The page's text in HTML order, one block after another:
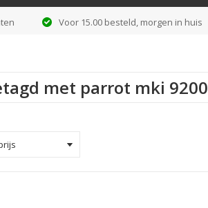
Voor 15.00 besteld, morgen in huis
met parrot mki 9200